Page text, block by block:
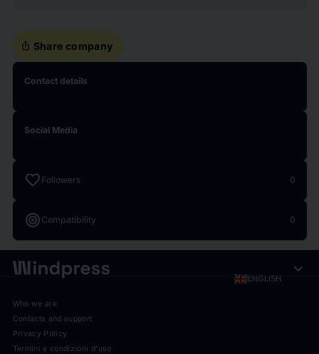
ios_share Share company
Contact details
Social Media
favorite Followers 0
target Compatibility 0
ENGLISH expand_more
Who we are
Contacts and support
Privacy Policy
Termini e condizioni d'uso